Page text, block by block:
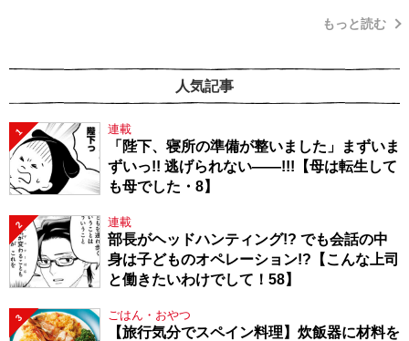
もっと読む
人気記事
1 連載
「陛下、寝所の準備が整いました」まずいま
ずいっ!! 逃げられない――!!!【母は転生して
も母でした・8】
2 連載
部長がヘッドハンティング!? でも会話の中
身は子どものオペレーション!?【こんな上司
と働きたいわけでして！58】
3 ごはん・おやつ
【旅行気分でスペイン料理】炊飯器に材料を